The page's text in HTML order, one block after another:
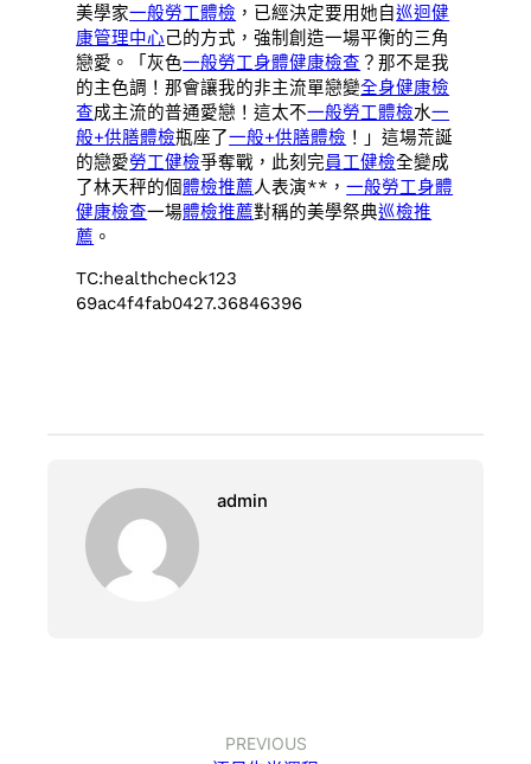
美學家一般勞工體檢 ，已經決定要用她自巡迴健
康管理中心己的方式，強制創造一場平衡的三角
戀愛。「灰色一般勞工身體健康檢查 ？那不是我
的主色調！那會讓我的非主流單戀變全身健康檢
查成主流的普通愛戀！這太不一般勞工體檢水一
般+供膳體檢瓶座了一般+供膳體檢 ！」這場荒誕
的戀愛勞工健檢爭奪戰，此刻完員工健檢全變成
了林天秤的個體檢推薦人表演**，一般勞工身體
健康檢查一場體檢推薦對稱的美學祭典巡檢推
薦 。
TC:healthcheck123
69ac4f4fab0427.36846396
admin
PREVIOUS